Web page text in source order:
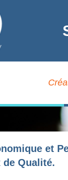
et
de Qualité.